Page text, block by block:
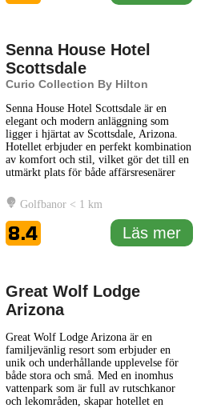
Senna House Hotel
Scottsdale
Curio Collection By Hilton
Senna House Hotel Scottsdale är en
elegant och modern anläggning som
ligger i hjärtat av Scottsdale, Arizona.
Hotellet erbjuder en perfekt kombination
av komfort och stil, vilket gör det till en
utmärkt plats för både affärsresenärer
lokala attraktioner, som shopping,
restauranger och kulturella upplevelser,
är Senna House Hotel Scottsdale en
idealisk bas för
... Läs mer
Golfbanor < 1 km
8.4 Läs mer
Great Wolf Lodge
Arizona
Great Wolf Lodge Arizona är en
familjevänlig resort som erbjuder en
unik och underhållande upplevelse för
både stora och små. Med en inomhus
vattenpark som är full av rutschkanor
och lekområden, skapar hotellet en